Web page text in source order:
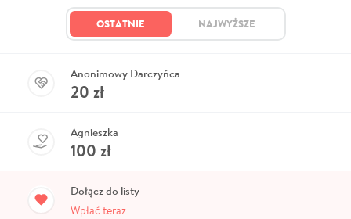
OSTATNIE NAJWYŻSZE
Anonimowy Darczyńca
20 zł
Agnieszka
100 zł
Dołącz do listy
Wpłać teraz